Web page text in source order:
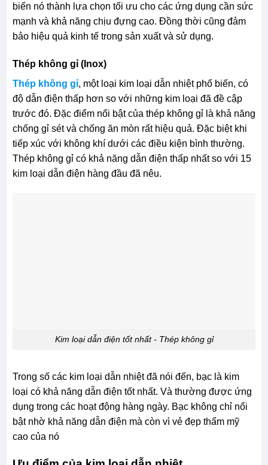
biến nó thành lựa chọn tối ưu cho các ứng dụng cần sức
mạnh và khả năng chịu đựng cao. Đồng thời cũng đảm
bảo hiệu quả kinh tế trong sản xuất và sử dụng.
Thép không gỉ (Inox)
Thép không gỉ, một loại kim loại dẫn nhiệt phổ biến, có
độ dẫn điện thấp hơn so với những kim loại đã đề cập
trước đó. Đặc điểm nổi bật của thép không gỉ là khả năng
chống gỉ sét và chống ăn mòn rất hiệu quả. Đặc biệt khi
tiếp xúc với không khí dưới các điều kiện bình thường.
Thép không gỉ có khả năng dẫn điện thấp nhất so với 15
kim loại dẫn điện hàng đầu đã nêu.
Kim loại dẫn điện tốt nhất - Thép không gỉ
Trong số các kim loại dẫn nhiệt đã nói đến, bạc là kim
loại có khả năng dẫn điện tốt nhất. Và thường được ứng
dụng trong các hoạt động hàng ngày. Bạc không chỉ nổi
bật nhờ khả năng dẫn điện mà còn vì vẻ đẹp thẩm mỹ
cao của nó